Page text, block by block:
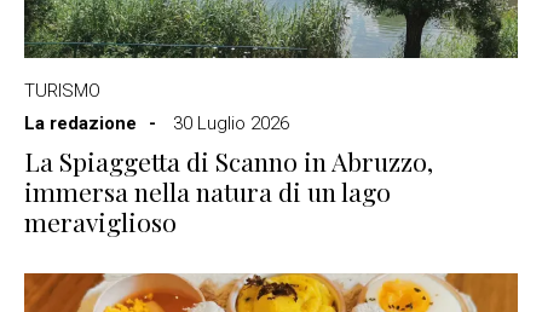
TURISMO
La redazione
30 Luglio 2026
La Spiaggetta di Scanno in Abruzzo,
immersa nella natura di un lago
meraviglioso